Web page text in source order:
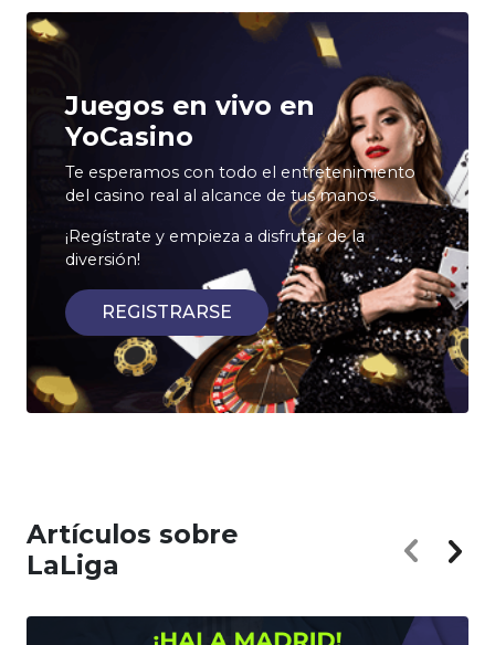
Juegos en vivo en
YoCasino
Te esperamos con todo el entretenimiento
del casino real al alcance de tus manos.
¡Regístrate y empieza a disfrutar de la
diversión!
REGISTRARSE
Artículos sobre
LaLiga